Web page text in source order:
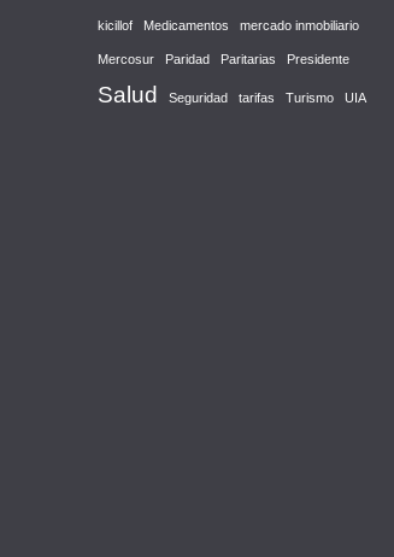
kicillof Medicamentos mercado inmobiliario
Mercosur Paridad Paritarias Presidente
Salud Seguridad tarifas Turismo UIA